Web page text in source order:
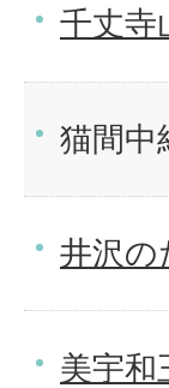
千丈寺
猫間中
井沢の
美宇和